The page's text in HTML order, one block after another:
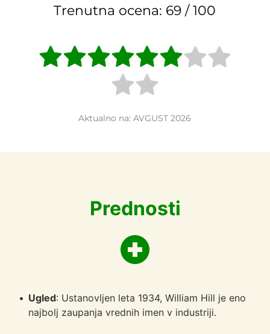
Trenutna ocena: 69 / 100
Aktualno na:AVGUST 2026
Prednosti
Ugled: Ustanovljen leta 1934, William Hill je eno
najbolj zaupanja vrednih imen v industriji.